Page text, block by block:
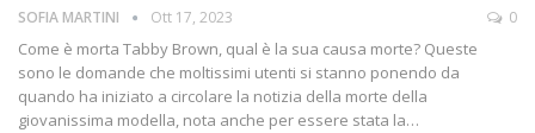
SOFIA MARTINI Ott 17, 2023 0
Come è morta Tabby Brown, qual è la sua causa morte? Queste
sono le domande che moltissimi utenti si stanno ponendo da
quando ha iniziato a circolare la notizia della morte della
giovanissima modella, nota anche per essere stata la…